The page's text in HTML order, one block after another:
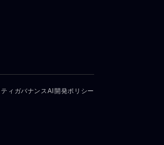
ィガバナンスAI開発ポリシー